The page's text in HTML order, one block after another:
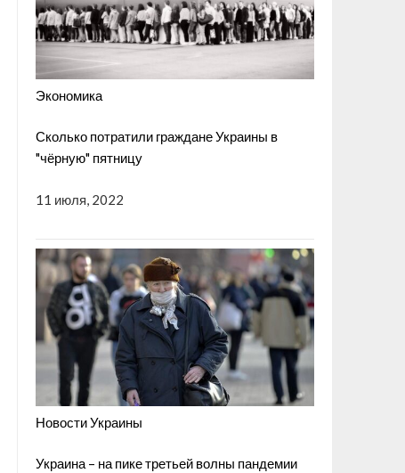
Экономика
Сколько потратили граждане Украины в
"чёрную" пятницу
11 июля, 2022
Новости Украины
Украина – на пике третьей волны пандемии